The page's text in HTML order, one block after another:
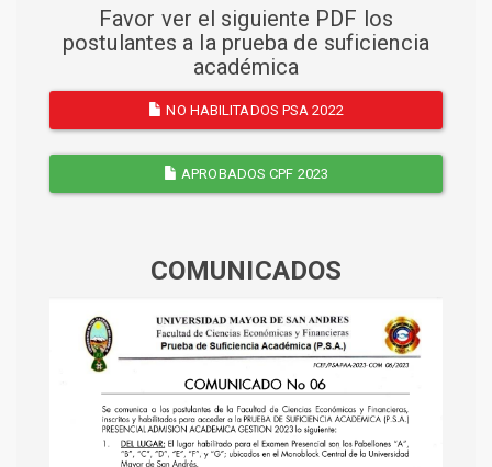
Favor ver el siguiente PDF los
postulantes a la prueba de suficiencia
académica
NO HABILITADOS PSA 2022
APROBADOS CPF 2023
COMUNICADOS